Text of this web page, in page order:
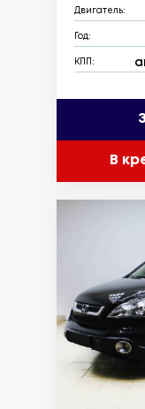
Двигатель:
Год:
КПП:
В